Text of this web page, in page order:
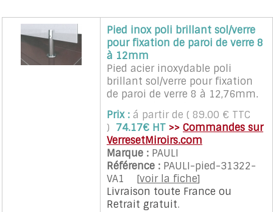
Pied inox poli brillant sol/verre
pour fixation de paroi de verre 8
à 12mm
Pied acier inoxydable poli
brillant sol/verre pour fixation
de paroi de verre 8 à 12,76mm.
Hauteur du pied 130mm,
surélève le verre de 62mm
Prix : á partir de ( 89.00 € TTC
) 74.17€ HT >> Commandes sur
VerresetMiroirs.com
Marque : PAULI
Référence : PAULI-pied-31322-
VA1 [voir la fiche]
Livraison toute France ou
Retrait gratuit.